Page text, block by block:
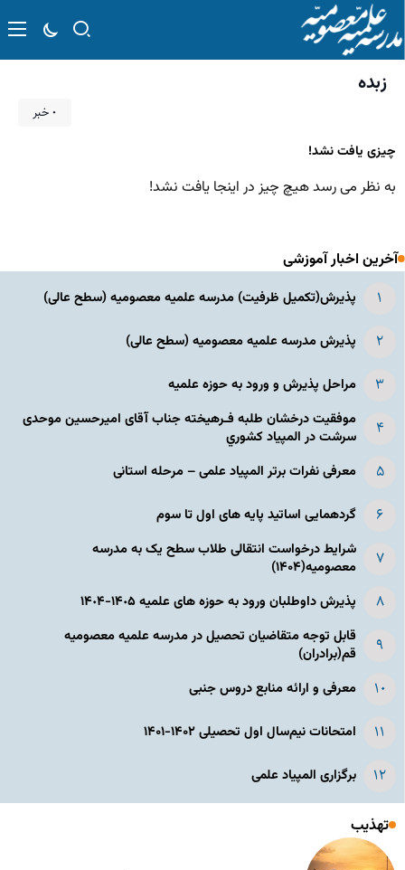
زبده
۰ خبر
چیزی یافت نشد!
به نظر می رسد هیچ چیز در اینجا یافت نشد!
آخرین اخبار آموزشی
پذیرش(تکمیل ظرفیت) مدرسه علمیه معصومیه‌ (سطح عالی)
پذیرش مدرسه علمیه معصومیه‌ (سطح عالی)
مراحل پذیرش و ورود به حوزه علمیه
موفقیت درخشان طلبه فـرهیخته جناب آقای امیرحسین موحدی
سرشت در المپياد كشوري
معرفی نفرات برتر المپیاد علمی – مرحله استانی
گردهمایی اساتید پایه های اول تا سوم
شرایط درخواست انتقالی طلاب سطح یک به مدرسه
معصومیه(۱۴۰۴)
پذیرش داوطلبان ورود به حوزه های علمیه ١۴٠۵-١۴٠۴
قابل توجه متقاضیان تحصیل در مدرسه علمیه معصومیه
قم(برادران)
معرفی و ارائه منابع دروس جنبی
امتحانات نیم‌سال اول تحصیلی ۱۴۰۲-۱۴۰۱
برگزاری المپیاد علمی
تهذیب